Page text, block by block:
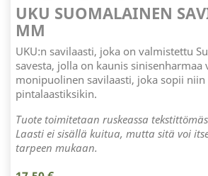
UKU SUOMALAINEN
MM
UKU:n savilaasti, joka on valmistettu
savesta, jolla on kaunis sinisenharmaa
monipuolinen savilaasti, joka sopii
pintalaastiksikin.
Tuote toimitetaan ruskeassa
Laasti ei sisällä kuitua, mutta sitä voi
tarpeen mukaan.